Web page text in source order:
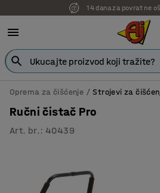
14 dana za povrat ne
7 godina
Oprema za čišćenje Strojevi za
Ručni čistač Pro
Art. br. : 40439